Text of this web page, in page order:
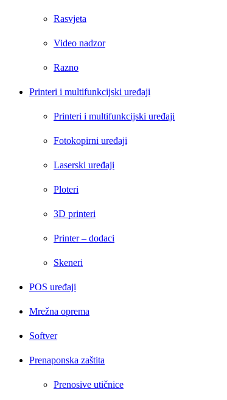
Rasvjeta
Video nadzor
Razno
Printeri i multifunkcijski uređaji
Printeri i multifunkcijski uređaji
Fotokopirni uređaji
Laserski uređaji
Ploteri
3D printeri
Printer – dodaci
Skeneri
POS uređaji
Mrežna oprema
Softver
Prenaponska zaštita
Prenosive utičnice